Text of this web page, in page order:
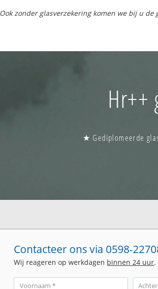
Ook zonder glasverzekering komen we bij u de
Hr++
★ Gediplomeerde
Contacteer ons via 0598-
Wij reageren op werkdagen binnen 24 uur.